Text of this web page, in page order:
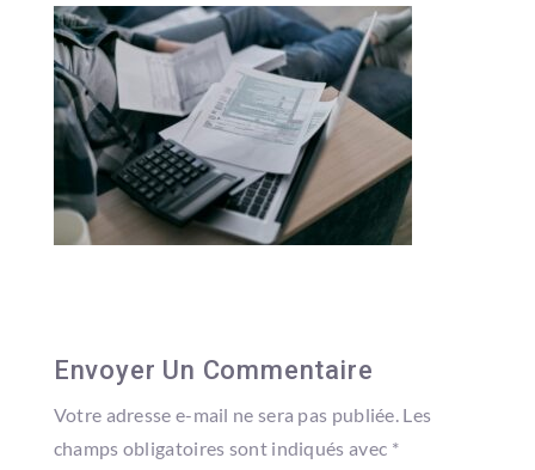
Envoyer Un Commentaire
Votre adresse e-mail ne sera pas publiée. Les
champs obligatoires sont indiqués avec *